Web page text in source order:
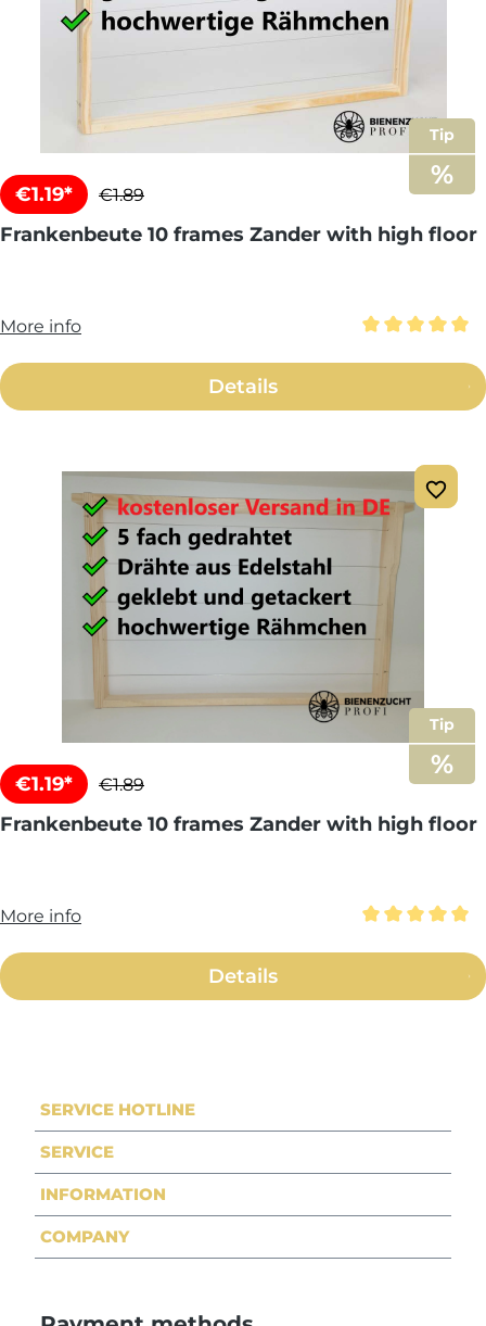
Tip
€1.19* €1.89
Frankenbeute 10 frames Zander with high floor
More info
Details
Tip
€1.19* €1.89
Frankenbeute 10 frames Zander with high floor
More info
Details
SERVICE HOTLINE
SERVICE
INFORMATION
COMPANY